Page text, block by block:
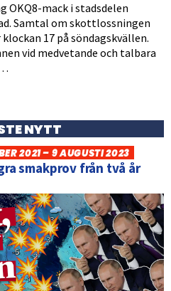
OKQ8-mack i stadsdelen
Samtal om skottlossningen
17 på söndagskvällen.
vid medvetande och talbara
NYTT
2021 – 9 AUGUSTI 2023
smakprov från två år